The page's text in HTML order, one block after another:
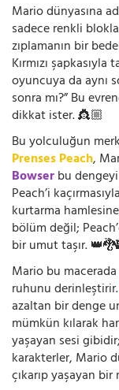
Mario dünyasına
sadece renkli
zıplamanın bir
Kırmızı
oyuncuya da aynı
sonra mı?” Bu
dikkat ister. 👸🏼
Bu yolculuğun
Prenses Peach,
Bowserbu
Peach’i
kurtarma
bölüm değil;
bir umut taşır.
Mario bu
ruhunu derinleştirir.
azaltan bir denge
mümkün kılarak
yaşayan sesi
karakterler, Mario
çıkarıp yaşayan